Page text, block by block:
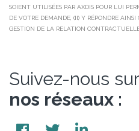
SOIENT UTILISÉES PAR AXDIS POUR LUI
DE VOTRE DEMANDE, (II) Y RÉPONDRE
GESTION DE LA RELATION
Suivez-nous sur
nos réseaux :